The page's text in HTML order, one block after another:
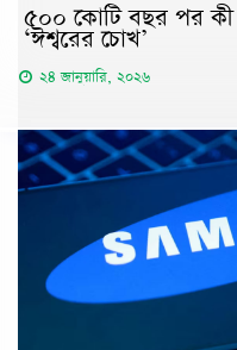
৫০০ কোটি বছর পর কী
‘ঈশ্বরের চোখ’
২৪ জানুয়ারি, ২০২৬